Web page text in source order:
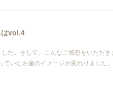
はvol.4
た。そして、こんなご感想をいただ
いたお産のイメージが変わりました